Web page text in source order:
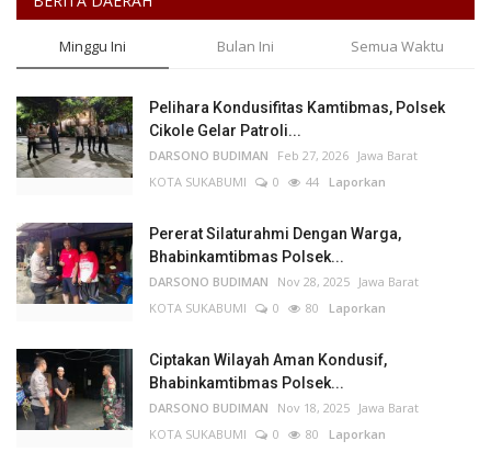
Minggu Ini Bulan Ini Semua Waktu
Pelihara Kondusifitas Kamtibmas, Polsek
Cikole Gelar Patroli...
DARSONO BUDIMAN Feb 27, 2026 Jawa Barat
KOTA SUKABUMI
0 44 Laporkan
Pererat Silaturahmi Dengan Warga,
Bhabinkamtibmas Polsek...
DARSONO BUDIMAN Nov 28, 2025 Jawa Barat
KOTA SUKABUMI
0 80 Laporkan
Ciptakan Wilayah Aman Kondusif,
Bhabinkamtibmas Polsek...
DARSONO BUDIMAN Nov 18, 2025 Jawa Barat
KOTA SUKABUMI
0 80 Laporkan